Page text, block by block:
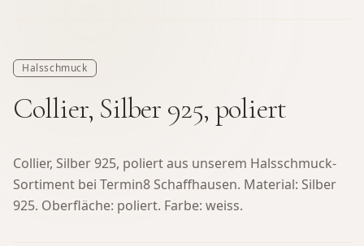
Halsschmuck
Collier, Silber 925, poliert
Collier, Silber 925, poliert aus unserem Halsschmuck-
Sortiment bei Termin8 Schaffhausen. Material: Silber
925. Oberfläche: poliert. Farbe: weiss.